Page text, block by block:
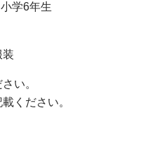
学6年生
装
い。
ください。